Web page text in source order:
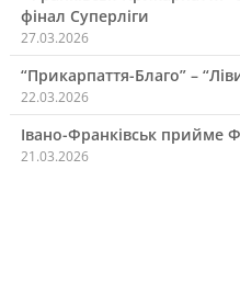
фінал Суперліги
27.03.2026
“Прикарпаття-Благо” –
22.03.2026
Івано-Франківськ прийме
21.03.2026